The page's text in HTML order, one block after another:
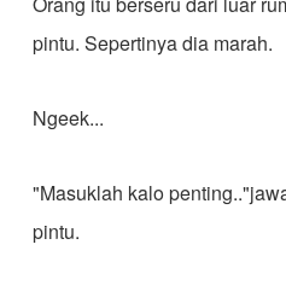
pintu. Sepertinya dia marah.
Ngeek...
"Masuklah kalo
pintu.